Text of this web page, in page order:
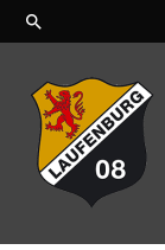
ZumSuchen